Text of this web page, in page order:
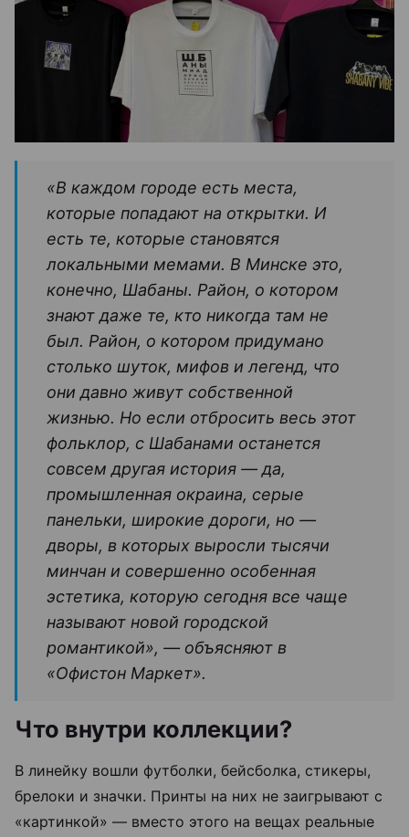
«В каждом городе есть места,
которые попадают на открытки. И
есть те, которые становятся
локальными мемами. В Минске это,
конечно, Шабаны. Район, о котором
знают даже те, кто никогда там не
был. Район, о котором придумано
столько шуток, мифов и легенд, что
они давно живут собственной
жизнью. Но если отбросить весь этот
фольклор, с Шабанами останется
совсем другая история — да,
промышленная окраина, серые
панельки, широкие дороги, но —
дворы, в которых выросли тысячи
минчан и совершенно особенная
эстетика, которую сегодня все чаще
называют новой городской
романтикой», — объясняют в
«Офистон Маркет».
Что внутри коллекции?
В линейку вошли футболки, бейсболка, стикеры,
брелоки и значки. Принты на них не заигрывают с
«картинкой» — вместо этого на вещах реальные